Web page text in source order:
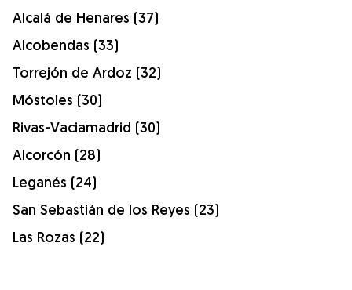
Alcalá de Henares (37)
Alcobendas (33)
Torrejón de Ardoz (32)
Móstoles (30)
Rivas-Vaciamadrid (30)
Alcorcón (28)
Leganés (24)
San Sebastián de los Reyes (23)
Las Rozas (22)